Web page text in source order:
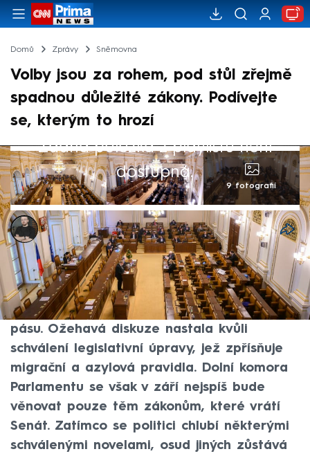
Domů Zprávy Sněmovna
Volby jsou za rohem, pod stůl zřejmě
spadnou důležité zákony. Podívejte
se, kterým to hrozí
Žádná položka z playlistu není
dostupná.
9 fotografií
Marek Pausz
7. čvc 2025, 22:21
Sněmovní „prázdniny“ začaly minulý pátek
po skončení poslední schůze. Na ní se
přijímaly novely zákonů jako na běžícím
pásu. Ožehavá diskuze nastala kvůli
schválení legislativní úpravy, jež zpřísňuje
migrační a azylová pravidla. Dolní komora
Parlamentu se však v září nejspíš bude
věnovat pouze těm zákonům, které vrátí
Senát. Zatímco se politici chlubí některými
schválenými novelami, osud jiných zůstává